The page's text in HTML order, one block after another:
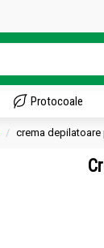
Protocoale
crema depilatoare